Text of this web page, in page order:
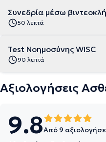
Συνεδρία μέσω
50 λεπτά
Test Νοημοσύνης WISC
90 λεπτά
Αξιολογήσεις
9.8Από 9